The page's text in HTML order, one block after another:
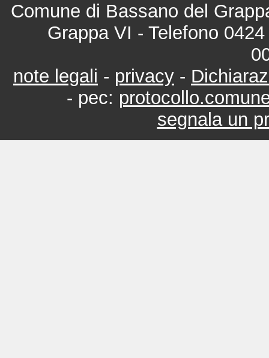
Comune di Bassano del
Grappa VI - Telefono
note legali - privacy -
- pec:
segnala un